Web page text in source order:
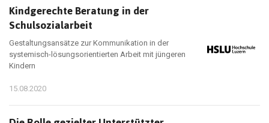
Kindgerechte Beratung in der
Schulsozialarbeit
Gestaltungsansätze zur Kommunikation in der
systemisch-lösungsorientierten Arbeit mit jüngeren
Kindern
15.08.2020